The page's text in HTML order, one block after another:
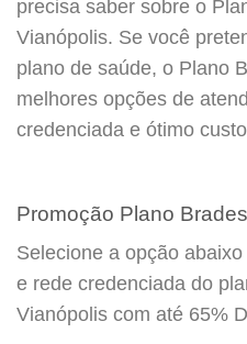
precisa saber sobre o
Vianópolis. Se você
plano de saúde, o Plano
melhores opções de
credenciada e ótimo
Promoção Plano
Selecione a opção
e rede credenciada do
Vianópolis com até 65%